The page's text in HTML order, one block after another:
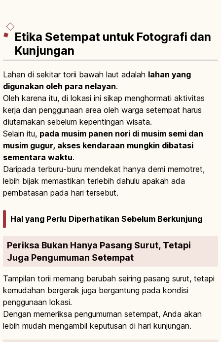
Etika Setempat untuk Fotografi dan
Kunjungan
Lahan di sekitar torii bawah laut adalah lahan yang
digunakan oleh para nelayan.
Oleh karena itu, di lokasi ini sikap menghormati aktivitas
kerja dan penggunaan area oleh warga setempat harus
diutamakan sebelum kepentingan wisata.
Selain itu, pada musim panen nori di musim semi dan
musim gugur, akses kendaraan mungkin dibatasi
sementara waktu.
Daripada terburu-buru mendekat hanya demi memotret,
lebih bijak memastikan terlebih dahulu apakah ada
pembatasan pada hari tersebut.
Hal yang Perlu Diperhatikan Sebelum Berkunjung
Periksa Bukan Hanya Pasang Surut, Tetapi
Juga Pengumuman Setempat
Tampilan torii memang berubah seiring pasang surut, tetapi
kemudahan bergerak juga bergantung pada kondisi
penggunaan lokasi.
Dengan memeriksa pengumuman setempat, Anda akan
lebih mudah mengambil keputusan di hari kunjungan.